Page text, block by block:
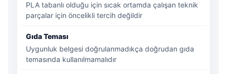
PLA tabanlı olduğu için sıcak ortamda çalışan teknik
parçalar için öncelikli tercih değildir
Gıda Teması
Uygunluk belgesi doğrulanmadıkça doğrudan gıda
temasında kullanılmamalıdır